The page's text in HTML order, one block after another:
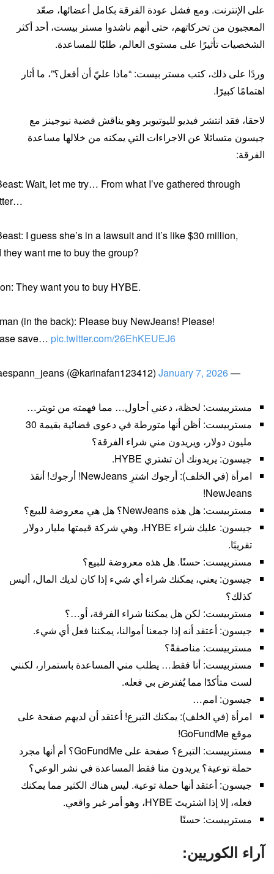
على الإنترنت. ومع فشل عودة الفرقة بكامل أعضائها، صعّد
المعجبون من تحركاتهم، حتى أنهم ناشدوا مستر بيست، أحد أكثر
الشخصيات تأثيرًا على مستوى العالم، طلبًا للمساعدة.
وردًا على ذلك، كتب مستر بيست: “ماذا عليّ أن أفعل؟”، ما أثار
اهتمامًا كبيرًا.
لاحقا، فقد انتشر فيديو لليوتيوبر وهو يناقش قضية نيوجينز مع
جيسون متسائلا عن الاجراءات التي يمكنه من خلالها مساعدة
الفرقة:
Wait, let me try… From what I’ve gathered through
I guess she’s in a lawsuit and it’s like $30 million,
they want me to buy the group?
They want you to buy HYBE.
(in the back): Please buy NewJeans! Please!
save… pic.twitter.com/26EhKEUEJ6
— aespann_jeans (@karinafan123412)
January 7, 2026
مستربيست: لحظة، دعني أحاول… مما فهمته من تويتر…
مستربيست: أظن أنها متورطة في دعوى قضائية بقيمة 30
مليون دولار، ويريدون مني شراء الفرقة؟
جيسون: يريدونك أن تشتري HYBE.
امرأة (في الخلف): أرجوك اشترِ NewJeans! أرجوك! أنقذ
NewJeans!
مستربيست: هل هذه NewJeans؟ هل هي معروضة للبيع؟
جيسون: عليك شراء HYBE، وهي شركة قيمتها مليار دولار
تقريبًا.
مستربيست: حسنًا. هل هذه معروضة للبيع؟
جيسون: يعني، يمكنك شراء أي شيء إذا كان لديك المال، أليس
كذلك؟
مستربيست: لكن هل يمكننا شراء الفرقة، أو…؟
جيسون: أعتقد أنه إذا جمعنا أموالنا، يمكننا فعل أي شيء.
مستربيست: مناصفةً؟
مستربيست: أنا فقط… يطلب مني المساعدة باستمرار، لكنني
لست متأكدًا مما يُفترض بي فعله.
جيسون: امم…
امرأة (في الخلف): يمكنك التبرع! أعتقد أن لديهم صفحة على
موقع GoFundMe!
مستربيست: التبرع؟ صفحة على GoFundMe؟ أم أنها مجرد
حملة توعية؟ يريدون منا فقط المساعدة في نشر الوعي؟
جيسون: أعتقد أنها حملة توعية. ليس هناك الكثير مما يمكنك
فعله، إلا إذا اشتريتَ HYBE، وهو أمر غير واقعي.
مستربيست: حسنًا
آراء الكوريين: